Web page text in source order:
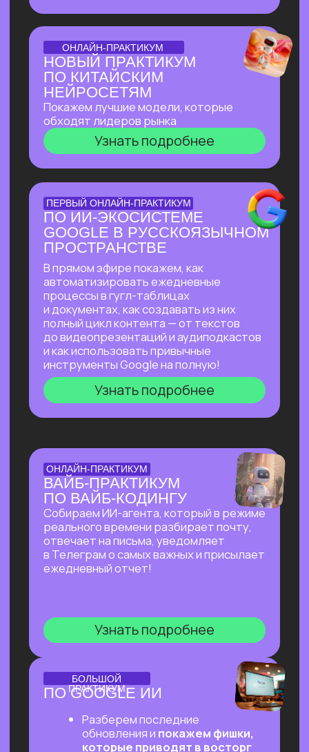
доступом
БОЛЬШОЙ ПРАКТИКУМ
ИИ-ВСЕЛЕННАЯ 2026
Большой практикум, в котором
мы собрали лучшие на сегодня ИИ-
инструменты, методы их применения
и связки!
Узнать подробнее
БОЛЬШОЙ ПРАКТИКУМ
ГИГАЧАТ
В прямом эфире покажем всю мощь
самой удобной и широкой
по функционалу российской нейросети!
Будет много практики: сделаем ретушь
фотографий, создадим презентацию
с функционалом, у которого нет
аналогов даже в иностранных
нейросетях, соберем майндкарты для
учебы, создадим аудиоподкаст
на основе текста и многое другое!
Узнать подробнее
БОЛЬШОЙ ПРАКТИКУМ
ПО СОЗДАНИЮ
ПРЕЗЕНТАЦИЙ С ИИ
и инфографики: без долгой верстки,
сложных программ и навыков в дизайне!
Узнать подробнее
БОЛЬШОЙ ПРАКТИКУМ
ПО ИИ-АГЕНТУ
PERPLEXITY COMPUTER
На реальных задачах покажем, на что
Узнать подробнее
ОНЛАЙН-ПРАКТИКУМ
ПЕРВЫЙ ПРАКТИКУМ
ПО ВАЙБКОДИНГУ
ВСЕХ, КТО «НЕ ТЕХНАРЬ»
Обещаем: за 2 часа переведем тебя
из точки «Это точно не для меня»
в точку «Я тоже могу вайб-кодить!»